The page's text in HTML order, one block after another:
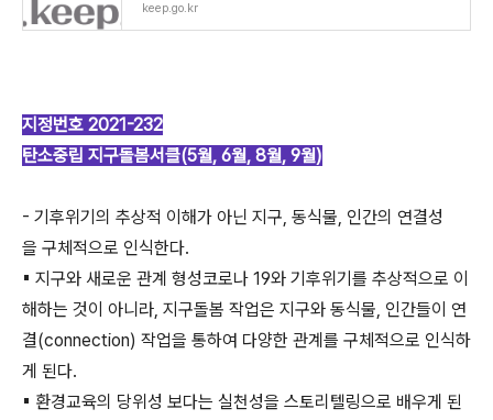
keep.go.kr
지정번호 2021-232
탄소중립 지구돌봄서클(5월, 6월, 8월, 9월)
- 기후위기의 추상적 이해가 아닌 지구, 동식물, 인간의 연결성
을 구체적으로 인식한다.
▪ 지구와 새로운 관계 형성코로나 19와 기후위기를 추상적으로 이
해하는 것이 아니라, 지구돌봄 작업은 지구와 동식물, 인간들이 연
결(connection) 작업을 통하여 다양한 관계를 구체적으로 인식하
게 된다.
▪ 환경교육의 당위성 보다는 실천성을 스토리텔링으로 배우게 된